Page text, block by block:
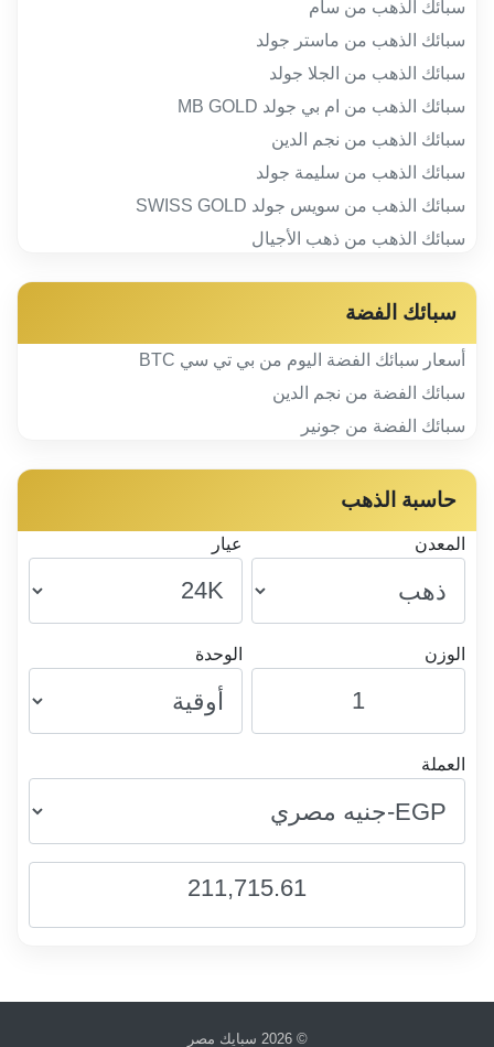
سبائك الذهب من سام
سبائك الذهب من ماستر جولد
سبائك الذهب من الجلا جولد
سبائك الذهب من ام بي جولد MB GOLD
سبائك الذهب من نجم الدين
سبائك الذهب من سليمة جولد
سبائك الذهب من سويس جولد SWISS GOLD
سبائك الذهب من ذهب الأجيال
سبائك الفضة
أسعار سبائك الفضة اليوم من بي تي سي BTC
سبائك الفضة من نجم الدين
سبائك الفضة من جونير
حاسبة الذهب
المعدن عيار
الوزن الوحدة
العملة
211,715.61
© 2026 سبايك مصر